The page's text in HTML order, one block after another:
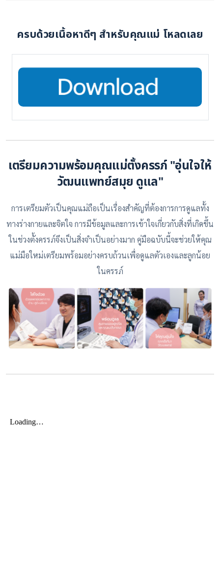
ครบด้วยเนื้อหาดีๆ สำหรับคุณแม่ โหลดเลย
เตรียมความพร้อมคุณแม่ตั้งครรภ์ "อุ่นใจให้
วัฒนแพทย์สมุย ดูแล"
การเตรียมตัวเป็นคุณแม่ถือเป็นเรื่องสำคัญที่ต้องการการดูแลทั้ง
ทางร่างกายและจิตใจ การมีข้อมูลและการเข้าใจเกี่ยวกับสิ่งที่เกิดขึ้น
ในช่วงตั้งครรภ์จึงเป็นสิ่งจำเป็นอย่างมาก คู่มือฉบับนี้จะช่วยให้คุณ
แม่มือใหม่เตรียมพร้อมอย่างครบถ้วนเพื่อดูแลตัวเองและลูกน้อย
ในครรภ์